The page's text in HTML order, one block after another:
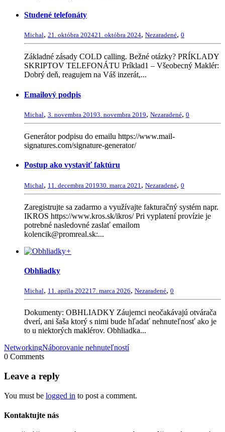
Studené telefonáty
Michal, 21. októbra 202421. októbra 2024, Nezaradené, 0
Základné zásady COLD calling. Bežné otázky? PRÍKLADY
SKRIPTOV TELEFONÁTU Príklad1 – Všeobecný Maklér:
Dobrý deň, reagujem na Váš inzerát,...
Emailový podpis
Michal, 3. novembra 20193. novembra 2019, Nezaradené, 0
Generátor podpisu do emailu https://www.mail-
signatures.com/signature-generator/
Postup ako vystaviť faktúru
Michal, 11. decembra 201930. marca 2021 , Nezaradené, 0
Zaregistrujte sa zadarmo a využívajte fakturačný systém napr.
IKROS https://www.kros.sk/ikros/ Pri vyplatení provízie je
potrebné nasledovné zaslať emailom
kolencik@promreal.sk:...
+
Obhliadky
Michal, 11. apríla 202217. marca 2026, Nezaradené, 0
Dokumenty: OBHLIADKY Záujemci neočakávajú otvárača
dverí, ani šaša ktorý s nimi bude hľadať nehnuteľnosť ako je
to u niektorých maklérov. Obhliadka...
NetworkingNáborovanie nehnuteľností
0 Comments
Leave a reply
You must be logged in to post a comment.
Kontaktujte nás